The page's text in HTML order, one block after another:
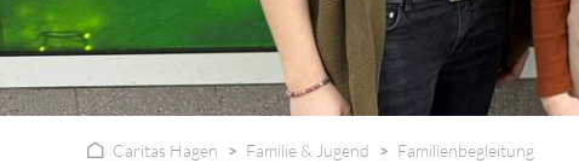
Caritas Hagen Familie & Jugend Familienbegleitung